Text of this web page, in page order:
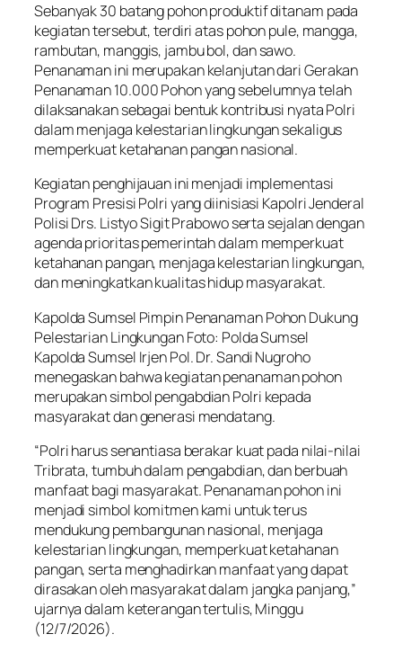
Sebanyak 30 batang pohon produktif ditanam pada
kegiatan tersebut, terdiri atas pohon pule, mangga,
rambutan, manggis, jambu bol, dan sawo.
Penanaman ini merupakan kelanjutan dari Gerakan
Penanaman 10.000 Pohon yang sebelumnya telah
dilaksanakan sebagai bentuk kontribusi nyata Polri
dalam menjaga kelestarian lingkungan sekaligus
memperkuat ketahanan pangan nasional.
Kegiatan penghijauan ini menjadi implementasi
Program Presisi Polri yang diinisiasi Kapolri Jenderal
Polisi Drs. Listyo Sigit Prabowo serta sejalan dengan
agenda prioritas pemerintah dalam memperkuat
ketahanan pangan, menjaga kelestarian lingkungan,
dan meningkatkan kualitas hidup masyarakat.
Kapolda Sumsel Pimpin Penanaman Pohon Dukung
Pelestarian Lingkungan Foto: Polda Sumsel
Kapolda Sumsel Irjen Pol. Dr. Sandi Nugroho
menegaskan bahwa kegiatan penanaman pohon
merupakan simbol pengabdian Polri kepada
masyarakat dan generasi mendatang.
“Polri harus senantiasa berakar kuat pada nilai-nilai
Tribrata, tumbuh dalam pengabdian, dan berbuah
manfaat bagi masyarakat. Penanaman pohon ini
menjadi simbol komitmen kami untuk terus
mendukung pembangunan nasional, menjaga
kelestarian lingkungan, memperkuat ketahanan
pangan, serta menghadirkan manfaat yang dapat
dirasakan oleh masyarakat dalam jangka panjang,”
ujarnya dalam keterangan tertulis, Minggu
(12/7/2026).